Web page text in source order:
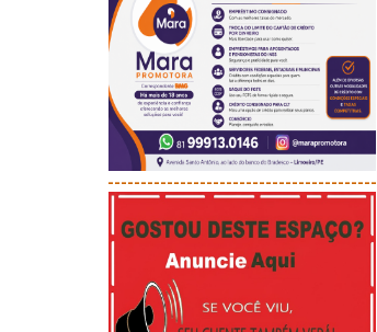
-----------------------------------------